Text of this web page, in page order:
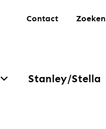
Contact Zoeken
Stanley/Stella